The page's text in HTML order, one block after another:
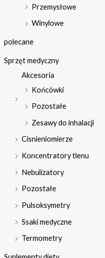
Przemysłowe
Winylowe
polecane
Sprzęt medyczny
Akcesoria
Końcówki
Pozostałe
Zesawy do inhalacji
Cisnieniomierze
Koncentratory tlenu
Nebulizatory
Pozostałe
Pulsoksymetry
Ssaki medyczne
Termometry